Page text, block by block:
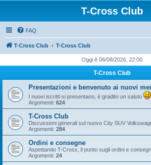
T-Cross Club
FAQ
T-Cross Club T-Cross Club
Oggi è 06/08/2026, 22:00
T-Cross Club
Presentazioni e benvenuto ai nuovi
I nuovi iscritti si presentano, è gradito un saluto
Argomenti: 624
T-Cross Club
Discussioni generali sul nuovo City SUV
Argomenti: 284
Ordini e consegne
Aspettando T-Cross, il punto sugli ordini e
Argomenti: 24